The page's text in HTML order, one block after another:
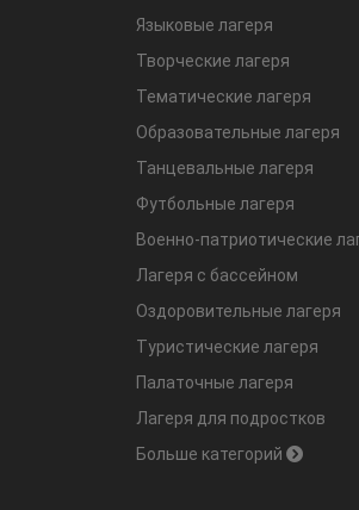
Языковые лагеря
Творческие лагеря
Тематические лагеря
Образовательные лагеря
Танцевальные лагеря
Футбольные лагеря
Военно-патриотические
Лагеря с бассейном
Оздоровительные лагеря
Туристические лагеря
Палаточные лагеря
Лагеря для подростков
Больше категорий